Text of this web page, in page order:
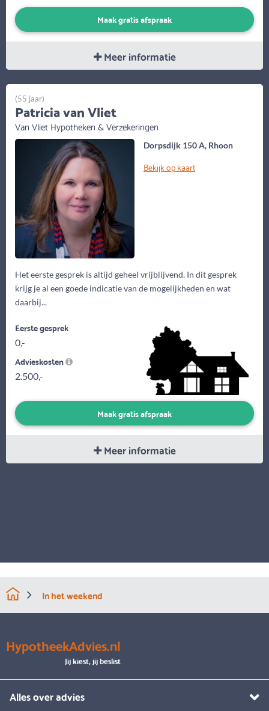
Maak gratis afspraak
Meer informatie
Dorpsdijk 150 A, Rhoon
Bekijk op kaart
Het eerste gesprek is altijd geheel vrijblijvend. In dit gesprek
krijg je al een goede indicatie van de mogelijkheden en wat
daarbij...
(55 jaar)
Patricia van Vliet
Van Vliet Hypotheken & Verzekeringen
Eerste gesprek
0,-
Advieskosten
2.500,-
Maak gratis afspraak
Meer informatie
In het weekend
HypotheekAdvies.nl
Jij kiest, jij beslist
Alles over advies